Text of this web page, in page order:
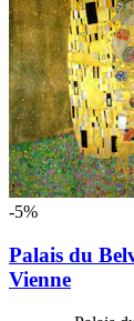
-5%
Palais du
Vienne